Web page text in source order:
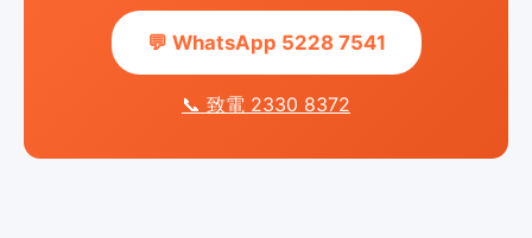
💬 WhatsApp 5228 7541
📞 致電 2330 8372